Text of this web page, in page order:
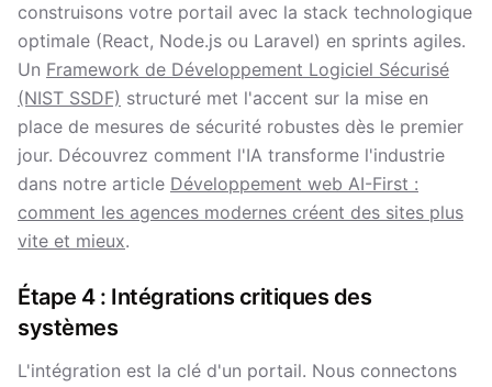
construisons votre portail avec la stack technologique
optimale (React, Node.js ou Laravel) en sprints agiles.
Un Framework de Développement Logiciel Sécurisé
(NIST SSDF) structuré met l'accent sur la mise en
place de mesures de sécurité robustes dès le premier
jour. Découvrez comment l'IA transforme l'industrie
dans notre article Développement web AI-First :
comment les agences modernes créent des sites plus
vite et mieux.
Étape 4 : Intégrations critiques des
systèmes
L'intégration est la clé d'un portail. Nous connectons